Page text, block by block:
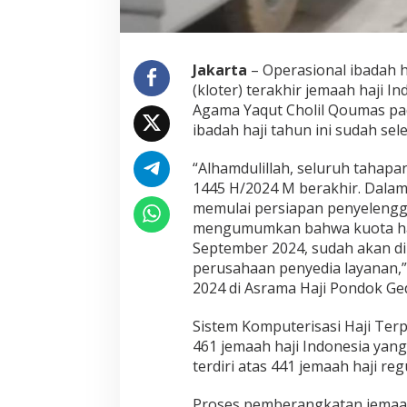
p
r
a
s
i
o
a
H
a
j
i
0
2
Jakarta – Operasional ibadah
(kloter) terakhir jemaah haji
Agama Yaqut Cholil Qoumas
ibadah haji tahun ini sudah
“Alhamdulillah, seluruh
1445 H/2024 M berakhir.
memulai persiapan
mengumumkan bahwa kuota
September 2024, sudah akan
perusahaan penyedia
2024 di Asrama Haji Pondok
Sistem Komputerisasi Haji
461 jemaah haji Indonesia
terdiri atas 441 jemaah haji